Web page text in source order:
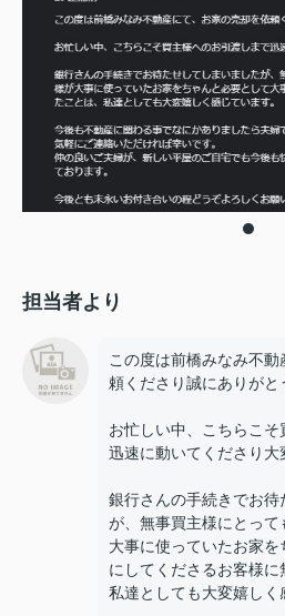
担当者より
この度は前橋みなみ不
頼くださり誠にありがと
お忙しい中、こちらこ
迅速に動いてくださり大
銀行さんの手続きでお待
が、無事買主様にとっ
大事に使っていたお家
にしてくださるお客様に
私達としても大変嬉しく